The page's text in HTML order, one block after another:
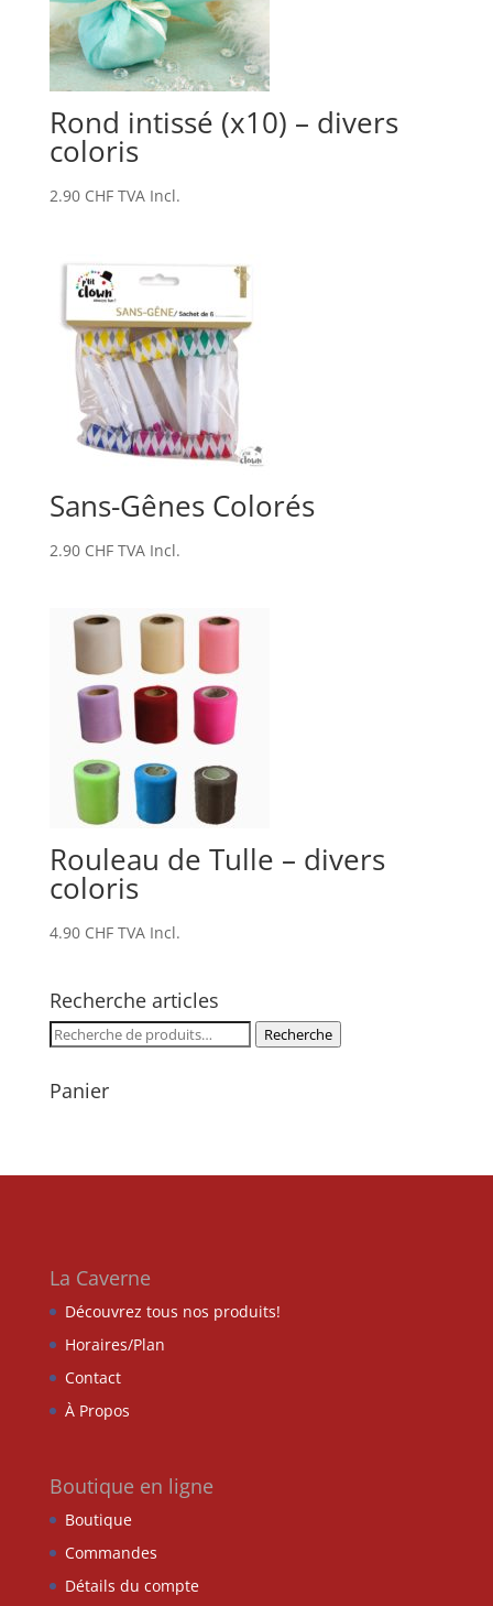
Rond intissé (x10) – divers
coloris
2.90 CHF TVA Incl.
Sans-Gênes Colorés
2.90 CHF TVA Incl.
Rouleau de Tulle – divers
coloris
4.90 CHF TVA Incl.
Recherche articles
Recherche
Recherche
Panier
La Caverne
Découvrez tous nos produits!
Horaires/Plan
Contact
À Propos
Boutique en ligne
Boutique
Commandes
Détails du compte